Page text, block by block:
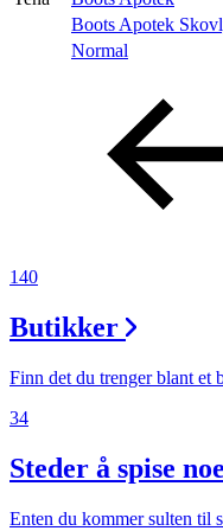
Tilbud
Søk
Praktisk
Ledige
Boots Apotek
Normal
140
Butikker
Finn det du trenger blant et
34
Steder å spise
Enten du kommer sulten til